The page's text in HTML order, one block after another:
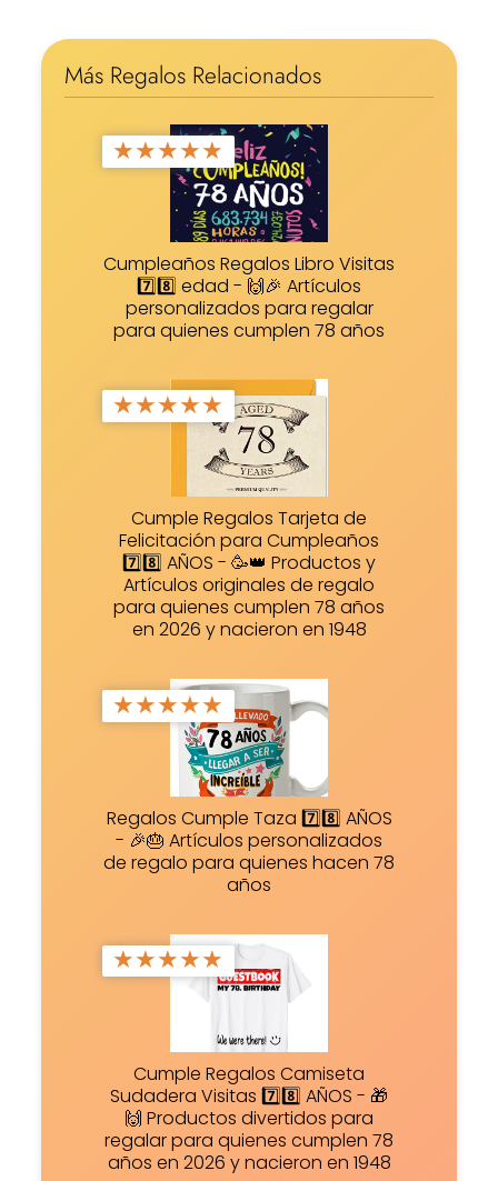
Más Regalos Relacionados
★★★★★
Cumpleaños Regalos Libro Visitas
7️⃣8️⃣ edad - 🙌🎉 Artículos
personalizados para regalar
para quienes cumplen 78 años
★★★★★
Cumple Regalos Tarjeta de
Felicitación para Cumpleaños
7️⃣8️⃣ AÑOS - 🥳👑 Productos y
Artículos originales de regalo
para quienes cumplen 78 años
en 2026 y nacieron en 1948
★★★★★
Regalos Cumple Taza 7️⃣8️⃣ AÑOS
- 🎉🎂 Artículos personalizados
de regalo para quienes hacen 78
años
★★★★★
Cumple Regalos Camiseta
Sudadera Visitas 7️⃣8️⃣ AÑOS - 🎁
🙌 Productos divertidos para
regalar para quienes cumplen 78
años en 2026 y nacieron en 1948